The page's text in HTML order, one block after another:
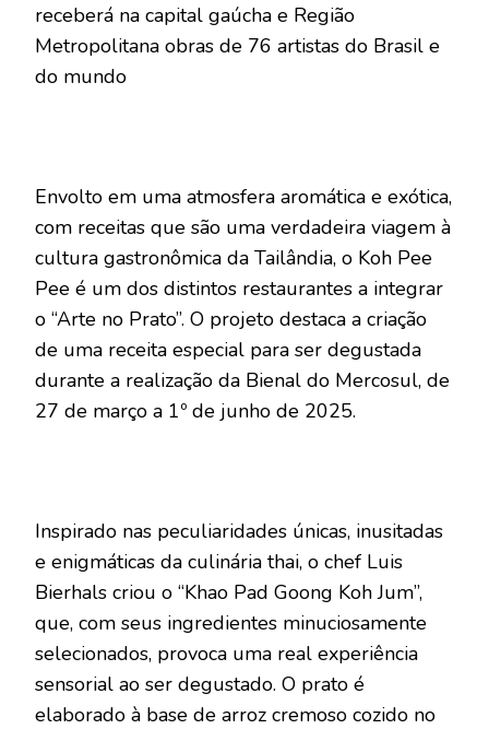
receberá na capital gaúcha e Região
Metropolitana obras de 76 artistas do Brasil e
do mundo
Envolto em uma atmosfera aromática e exótica,
com receitas que são uma verdadeira viagem à
cultura gastronômica da Tailândia, o Koh Pee
Pee é um dos distintos restaurantes a integrar
o “Arte no Prato”. O projeto destaca a criação
de uma receita especial para ser degustada
durante a realização da Bienal do Mercosul, de
27 de março a 1º de junho de 2025.
Inspirado nas peculiaridades únicas, inusitadas
e enigmáticas da culinária thai, o chef Luis
Bierhals criou o “Khao Pad Goong Koh Jum”,
que, com seus ingredientes minuciosamente
selecionados, provoca uma real experiência
sensorial ao ser degustado. O prato é
elaborado à base de arroz cremoso cozido no